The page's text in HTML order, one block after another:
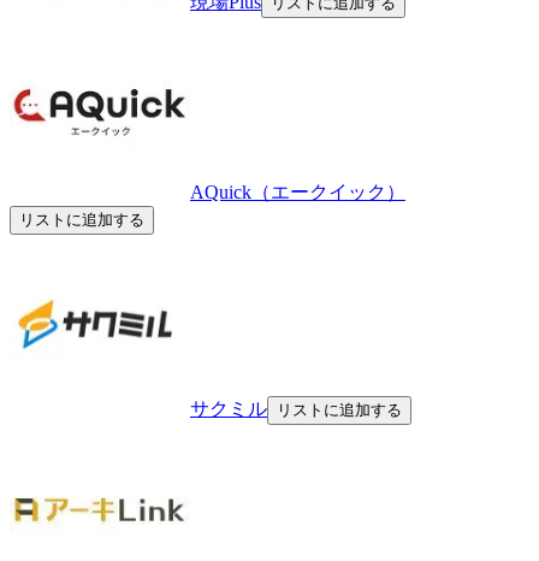
AQuick（エークイック）
リストに追加する
サクミル リストに追加する